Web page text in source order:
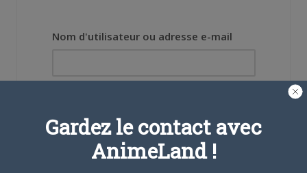
Nom d'utilisateur ou adresse e-mail
Gardez le contact avec
AnimeLand !